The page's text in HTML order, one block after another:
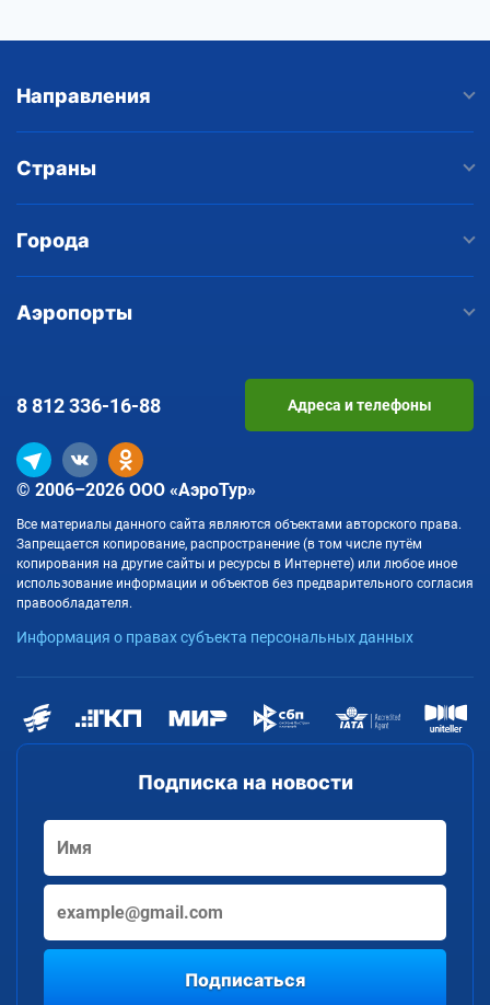
Направления
Страны
Города
Аэропорты
Подписка на новости
Подписаться
© 2006–2026 ООО «АэроТур»
Все материалы данного сайта являются объектами авторского права.
Запрещается копирование, распространение (в том числе путём
копирования на другие сайты и ресурсы в Интернете) или любое иное
использование информации и объектов без предварительного согласия
правообладателя.
Информация о правах субъекта персональных данных
8 812336-16-88 Адреса и телефоны